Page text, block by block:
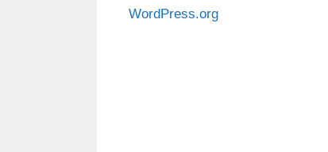
WordPress.org